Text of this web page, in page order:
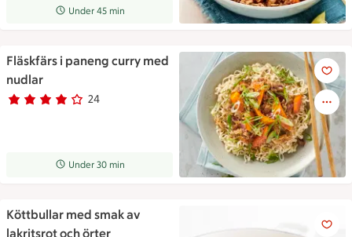
Receptet tar Under 45 min att tillaga
Under 45 min
Fläskfärs i paneng curry med
nudlar
Betyg 3.8 av 5. 24
24 personer har röstat
Receptet tar Under 30 min att tillaga
Under 30 min
Fläskfärs i paneng curry med
Köttbullar med smak av
lakritsrot och örter